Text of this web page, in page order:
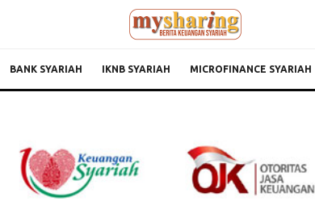
BANK SYARIAH IKNB SYARIAH MICROFINANCE SYARIAH